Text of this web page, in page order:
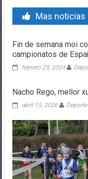
Mas noticias
Fin de semana moi
campionatos de
febrero 23, 2024
Nacho Rego, mellor
abril 15, 2026